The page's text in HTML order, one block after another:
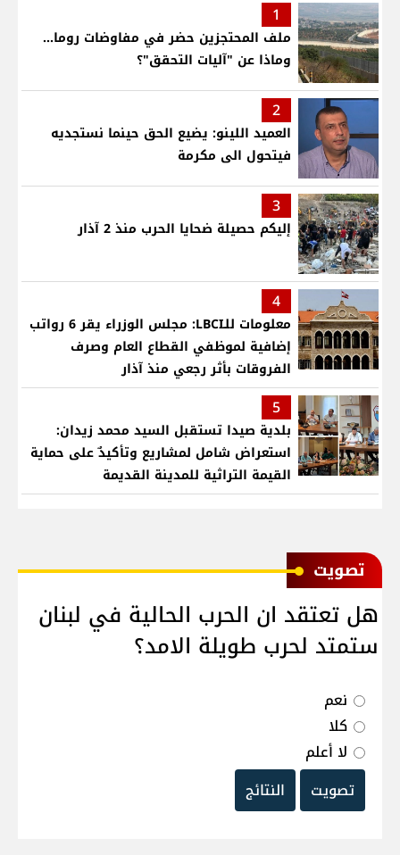
1
ملف المحتجزين حضر في مفاوضات روما...
وماذا عن "آليات التحقق"؟
2
العميد اللينو: يضيع الحق حينما نستجديه
فيتحول الى مكرمة
3
إليكم حصيلة ضحايا الحرب منذ 2 آذار
4
معلومات للـLBCI: مجلس الوزراء يقر 6 رواتب
إضافية لموظفي القطاع العام وصرف
الفروقات بأثر رجعي منذ آذار
5
بلدية صيدا تستقبل السيد محمد زيدان:
استعراض شامل لمشاريع وتأكيدٌ على حماية
القيمة التراثية للمدينة القديمة
ﺗﺼﻮﻳﺖ
هل تعتقد ان الحرب الحالية في لبنان
ستمتد لحرب طويلة الامد؟
نعم
كلا
لا أعلم
تصويت
النتائج